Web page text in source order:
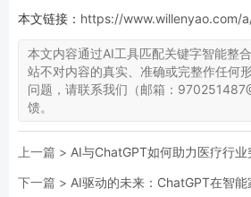
本文链接： https://www.willenyao.com/
本文内容通过AI工具匹配关键字智能整
站不对内容的真实、准确或完整作任何
问题，请联系我们（邮箱：
馈。
上一篇 > AI与ChatGPT如何助力医疗行业
下一篇 > AI驱动的未来：ChatGPT在智